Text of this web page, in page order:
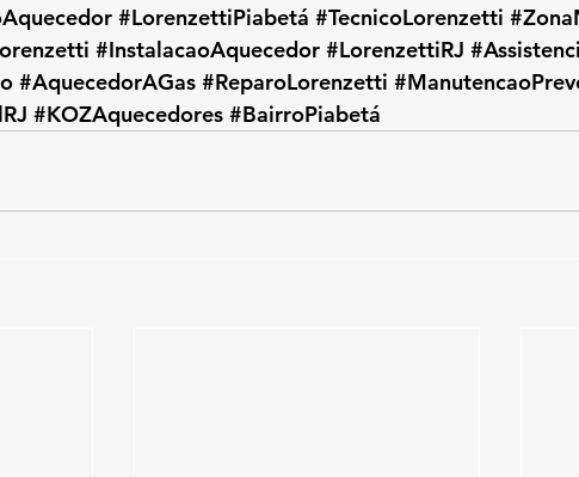
#LorenzettiPiabetá #TecnicoLorenzetti
#InstalacaoAquecedor #LorenzettiRJ
#AquecedorAGas #ReparoLorenzetti
#KOZAquecedores #BairroPiabetá